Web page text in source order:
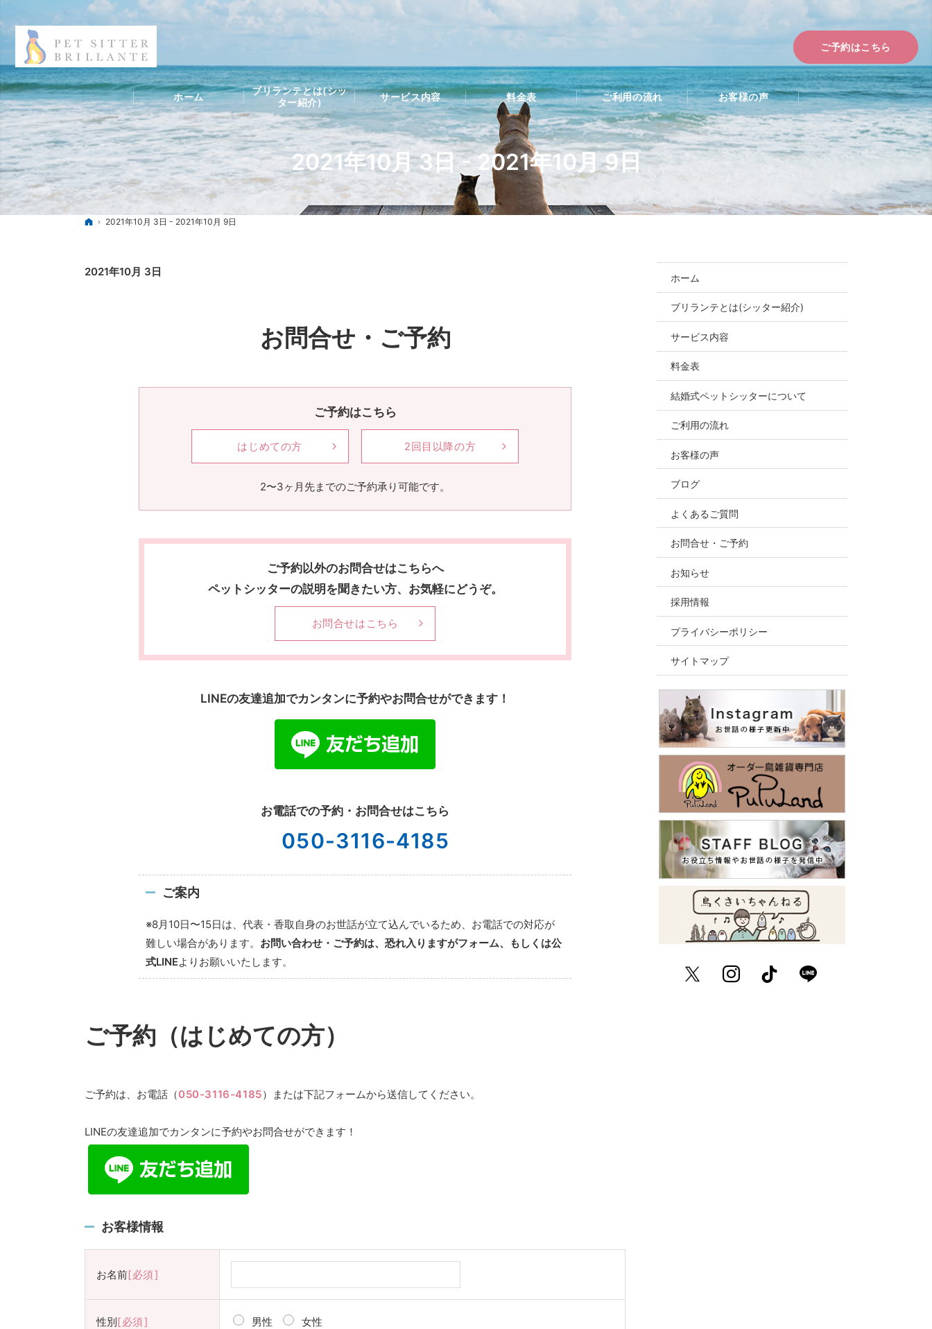
2021年10月 3日 - 2021年10月 9日
ホーム
2021年10月 3日 - 2021年10月 9日
2021年10月 3日
お問合せ・ご予約
お問合せ・ご予約
ご予約はこちら
はじめての方 2回目以降の方
2〜3ヶ月先までのご予約承り可能です。
ご予約以外のお問合せはこちらへ
ペットシッターの説明を聞きたい方、お気軽にどうぞ。
お問合せはこちら
LINEの友達追加でカンタンに予約やお問合せができます！
お電話での予約・お問合せはこちら
050-3116-4185
ご案内
※8月10日〜15日は、代表・香取自身のお世話が立て込んでいるため、お電話での対応が
難しい場合があります。 お問い合わせ・ご予約は、恐れ入りますがフォーム、もしくは公
式LINEよりお願いいたします。
ご予約（はじめての方）
ご予約は、お電話（050-3116-4185）または下記フォームから送信してください。
LINEの友達追加でカンタンに予約やお問合せができます！
お客様情報
お名前 必須
性別 必須 男性 女性
ホーム
ブリランテとは(シッター紹介)
サービス内容
料金表
結婚式ペットシッターについて
ご利用の流れ
お客様の声
ブログ
よくあるご質問
お問合せ・ご予約
お知らせ
採用情報
プライバシーポリシー
サイトマップ
TwitterInstagramTikTok
ご予約はこちら
ホーム
ブリランテとは(シッ
ター紹介)
サービス内容 料金表 ご利用の流れ お客様の声